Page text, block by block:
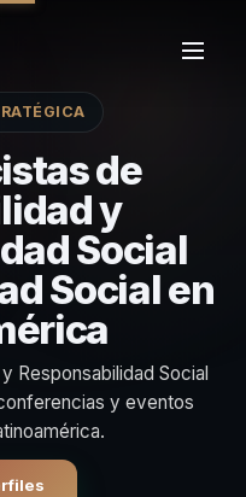
de
y
Social
Social en
Responsabilidad Social
y eventos